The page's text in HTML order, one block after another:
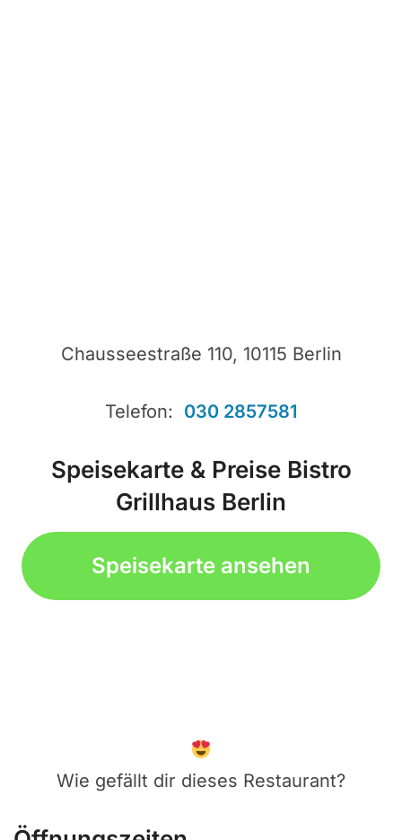
Chausseestraße 110, 10115 Berlin
Telefon: 030 2857581
Speisekarte & Preise Bistro
Grillhaus Berlin
Speisekarte ansehen
Wie gefällt dir dieses Restaurant?